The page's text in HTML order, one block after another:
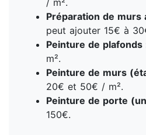
/ m².
Préparation de murs
peut ajouter 15€ à
Peinture de plafonds
m².
Peinture de murs
20€ et 50€ / m².
Peinture de porte
150€.